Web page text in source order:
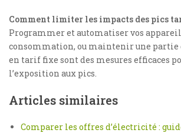
Comment limiter les impacts des pics
Programmer et automatiser vos
consommation, ou maintenir une partie
en tarif fixe sont des mesures efficaces
l’exposition aux pics.
Articles similaires
Comparer les offres d’électricité :